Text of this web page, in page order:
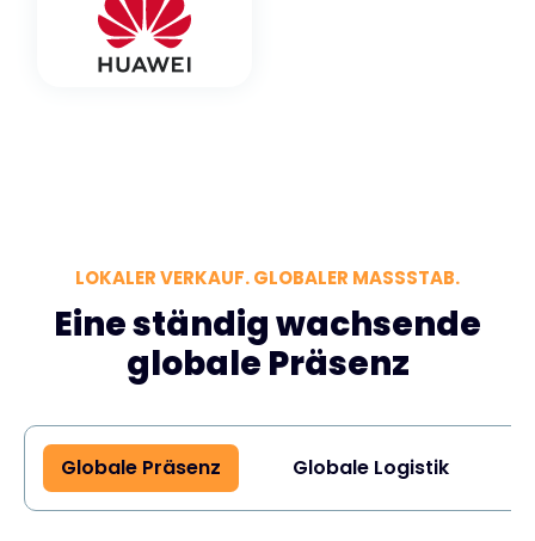
LOKALER VERKAUF. GLOBALER MASSSTAB.
Eine ständig wachsende
globale Präsenz
Globale Präsenz Globale Logistik